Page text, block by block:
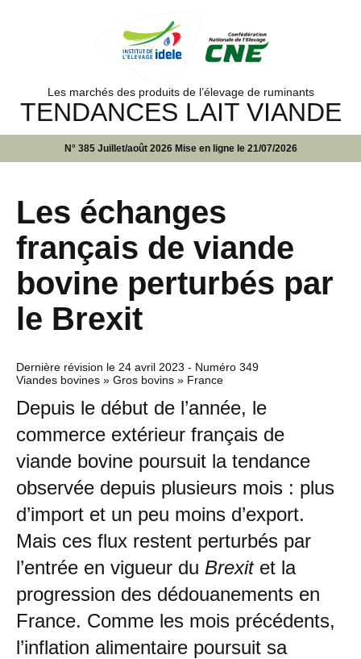
Les marchés des produits de l’élevage de ruminants
TENDANCES LAIT VIANDE
N° 385 Juillet/août 2026 Mise en ligne le 21/07/2026
Les échanges
français de viande
bovine perturbés par
le Brexit
Dernière révision le 24 avril 2023 - Numéro 349
Viandes bovines » Gros bovins » France
Depuis le début de l’année, le
commerce extérieur français de
viande bovine poursuit la tendance
observée depuis plusieurs mois : plus
d’import et un peu moins d’export.
Mais ces flux restent perturbés par
l’entrée en vigueur du Brexitet la
progression des dédouanements en
France. Comme les mois précédents,
l’inflation alimentaire poursuit sa